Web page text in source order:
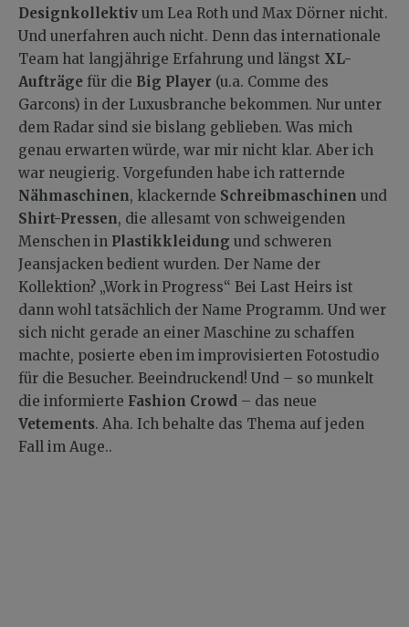
Designkollektiv um Lea Roth und Max Dörner nicht.
Und unerfahren auch nicht. Denn das internationale
Team hat langjährige Erfahrung und längst XL-
Aufträge für die Big Player (u.a. Comme des
Garcons) in der Luxusbranche bekommen. Nur unter
dem Radar sind sie bislang geblieben. Was mich
genau erwarten würde, war mir nicht klar. Aber ich
war neugierig. Vorgefunden habe ich ratternde
Nähmaschinen, klackernde Schreibmaschinen und
Shirt-Pressen, die allesamt von schweigenden
Menschen in Plastikkleidung und schweren
Jeansjacken bedient wurden. Der Name der
Kollektion? „Work in Progress“ Bei Last Heirs ist
dann wohl tatsächlich der Name Programm. Und wer
sich nicht gerade an einer Maschine zu schaffen
machte, posierte eben im improvisierten Fotostudio
für die Besucher. Beeindruckend! Und – so munkelt
die informierte Fashion Crowd – das neue
Vetements. Aha. Ich behalte das Thema auf jeden
Fall im Auge..